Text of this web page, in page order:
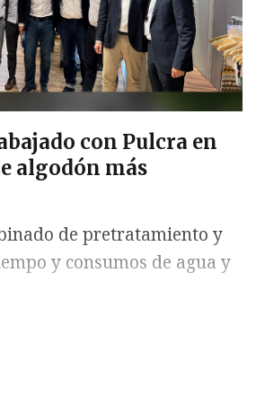
con Pulcra en
algodón más
de pretratamiento y
y consumos de agua y